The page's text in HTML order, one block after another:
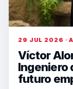
29 JUL 2026 ·
Víctor
Ingeniero
futuro